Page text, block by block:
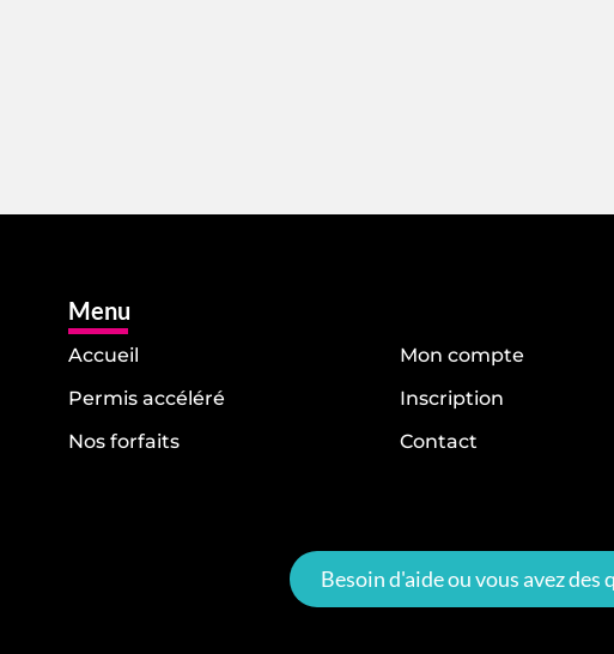
Menu
Accueil
Permis accéléré
Nos forfaits
Mon compte
Inscription
Contact
Besoin d'aide ou vous avez des